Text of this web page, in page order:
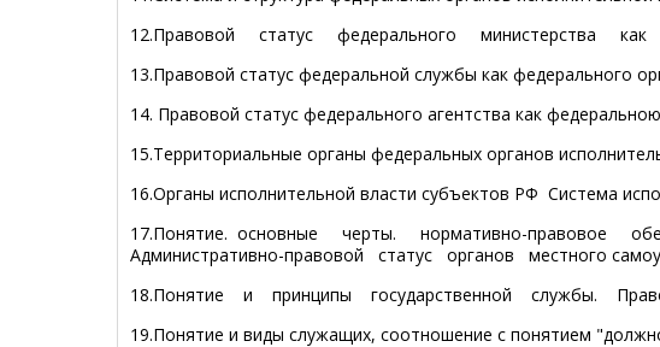
12.Правовой статус федерального министерства как
13.Правовой статус федеральной службы как федерального
14. Правовой статус федерального агентства как
15.Территориальные органы федеральных органов
16.Органы исполнительной власти субъектов РФ Система
17.Понятие. основные черты. нормативно-правовое
Административно-правовой статус органов местного
18.Понятие и принципы государственной службы.
19.Понятие и виды служащих, соотношение с понятием